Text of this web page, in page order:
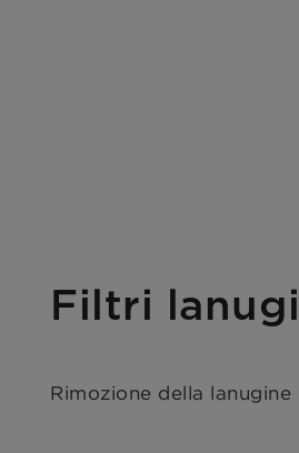
Filtri
Rimozione della